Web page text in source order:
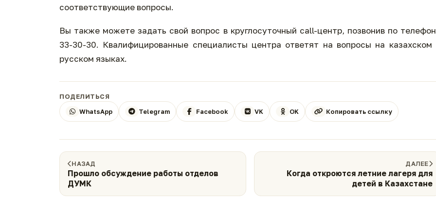
соответствующие вопросы.
Вы также можете задать свой вопрос в круглосуточный call-центр, позвонив по
33-30-30. Квалифицированные специалисты центра ответят на вопросы на казахском
русском языках.
ПОДЕЛИТЬСЯ
WhatsApp
Telegram Facebook VK OK Копировать ссылку
НАЗАД
Прошло обсуждение работы отделов
ДУМК
ДАЛЕЕ
Когда откроются летние лагеря для
детей в Казахстане